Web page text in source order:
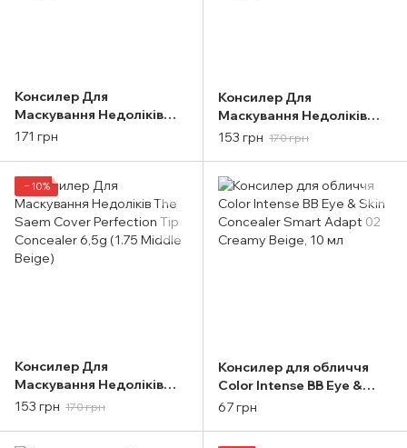
Консилер Для
Маскування Недоліків
The Saem Cover
171 грн
Консилер Для
Маскування Недоліків
The Saem Cover
153 грн 170 грн
−10%
Консилер Для
Маскування Недоліків
The Saem Cover
153 грн 170 грн
Консилер для обличчя
Color Intense BB Eye &
Skin Concealer Smart
67 грн